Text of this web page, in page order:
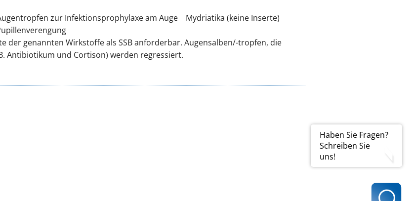
Haben Sie Fragen?
Schreiben Sie
uns!
zur Infektionsprophylaxe am Auge
Mydriatika (keine Inserte)
der genannten Wirkstoffe als SSB anforderbar. Augensalben/-tropfen, die
Antibiotikum und Cortison) werden regressiert.